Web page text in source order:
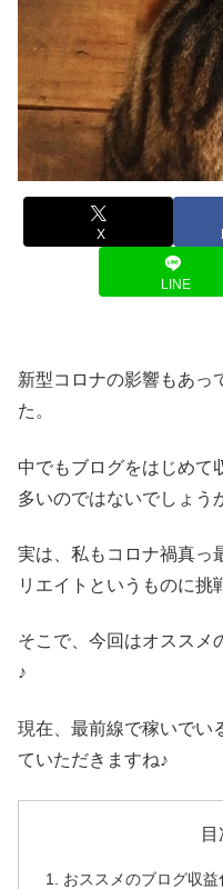
X
LINE
新型コロナの影響もあっ
た。
中でもブログをはじめて
多いのではないでしょう
実は、私もコロナ禍真っ
リエイトというものに挑
そこで、今回はオススメ
♪
現在、最前線で稼いでい
ていただきますね♪
目
おススメのブログ収